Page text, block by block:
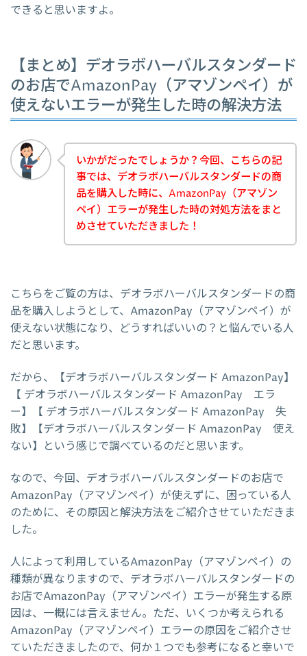
できると思いますよ。
【まとめ】デオラボハーバルスタンダード
のお店でAmazonPay（アマゾンペイ）が
使えないエラーが発生した時の解決方法
いかがだったでしょうか？今回、こちらの記
事では、デオラボハーバルスタンダードの商
品を購入した時に、AmazonPay（アマゾン
ペイ）エラーが発生した時の対処方法をまと
めさせていただきました！
こちらをご覧の方は、デオラボハーバルスタンダードの商
品を購入しようとして、AmazonPay（アマゾンペイ）が
使えない状態になり、どうすればいいの？と悩んでいる人
だと思います。
だから、【デオラボハーバルスタンダード AmazonPay】
【 デオラボハーバルスタンダード AmazonPay エラ
ー】【 デオラボハーバルスタンダード AmazonPay 失
敗】【デオラボハーバルスタンダード AmazonPay 使え
ない】という感じで調べているのだと思います。
なので、今回、デオラボハーバルスタンダードのお店で
AmazonPay（アマゾンペイ）が使えずに、困っている人
のために、その原因と解決方法をご紹介させていただきま
した。
人によって利用しているAmazonPay（アマゾンペイ）の
種類が異なりますので、デオラボハーバルスタンダードの
お店でAmazonPay（アマゾンペイ）エラーが発生する原
因は、一概には言えません。ただ、いくつか考えられる
AmazonPay（アマゾンペイ）エラーの原因をご紹介させ
ていただきましたので、何か１つでも参考になると幸いで